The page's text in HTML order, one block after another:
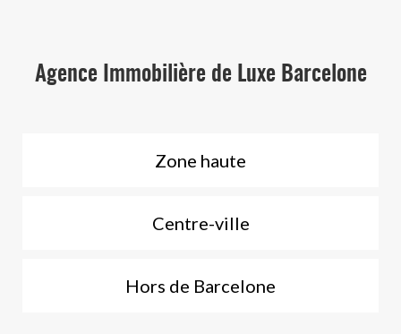
Agence Immobilière de Luxe Barcelone
Zone haute
Centre-ville
Hors de Barcelone